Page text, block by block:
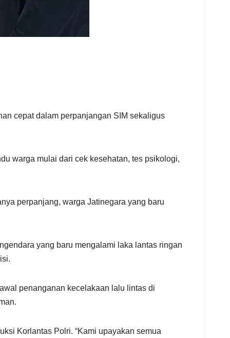
cepat dalam perpanjangan SIM sekaligus
warga mulai dari cek kesehatan, tes psikologi,
perpanjang, warga Jatinegara yang baru
yang baru mengalami laka lantas ringan
penanganan kecelakaan lalu lintas di
Korlantas Polri. “Kami upayakan semua